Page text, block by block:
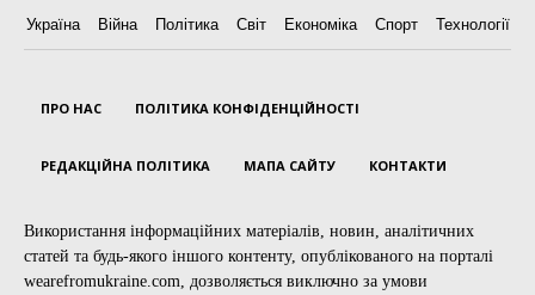
Україна Війна Політика Світ Економіка Спорт Технології
ПРО НАС ПОЛІТИКА КОНФІДЕНЦІЙНОСТІ
РЕДАКЦІЙНА ПОЛІТИКА МАПА САЙТУ КОНТАКТИ
Використання інформаційних матеріалів, новин, аналітичних
статей та будь-якого іншого контенту, опублікованого на порталі
wearefromukraine.com, дозволяється виключно за умови